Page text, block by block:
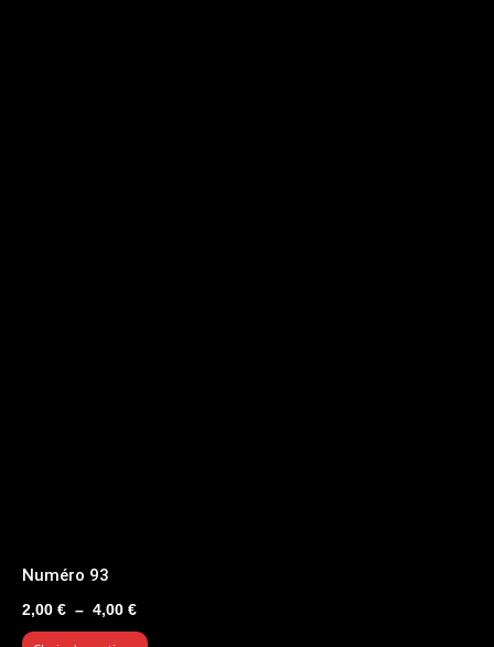
Numéro 93
2,00 € – 4,00 €Plage
de